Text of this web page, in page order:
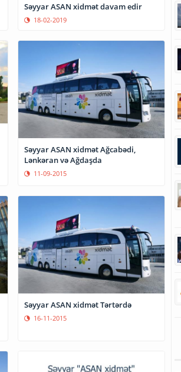
Səyyar ASAN xidmət davam edir
18-02-2019
Səyyar ASAN xidmət Ağcabədi,
Lənkəran və Ağdaşda
11-09-2015
Səyyar ASAN xidmət Tərtərdə
16-11-2015